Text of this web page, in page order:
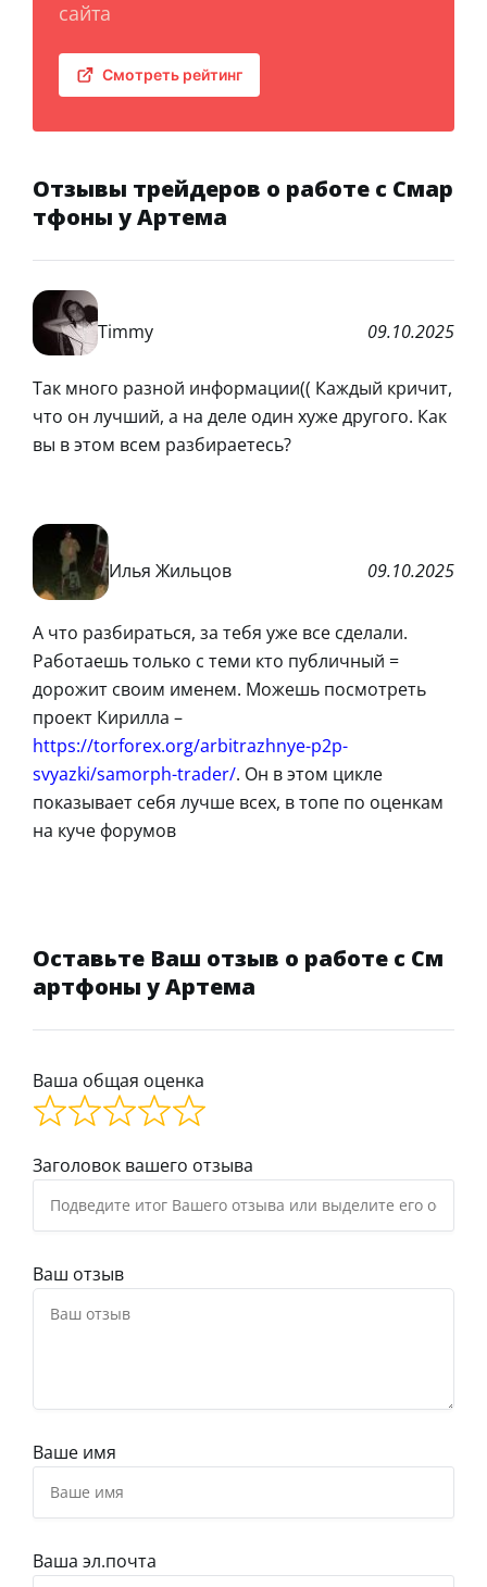
сайта
Смотреть рейтинг
Отзывы трейдеров о работе с Смар
тфоны у Артема
Timmy 09.10.2025
Так много разной информации(( Каждый кричит,
что он лучший, а на деле один хуже другого. Как
вы в этом всем разбираетесь?
Илья Жильцов 09.10.2025
А что разбираться, за тебя уже все сделали.
Работаешь только с теми кто публичный =
дорожит своим именем. Можешь посмотреть
проект Кирилла –
https://torforex.org/arbitrazhnye-p2p-
svyazki/samorph-trader/. Он в этом цикле
показывает себя лучше всех, в топе по оценкам
на куче форумов
Оставьте Ваш отзыв о работе с См
артфоны у Артема
Ваша общая оценка
Заголовок вашего отзыва
Ваш отзыв
Ваше имя
Ваша эл.почта